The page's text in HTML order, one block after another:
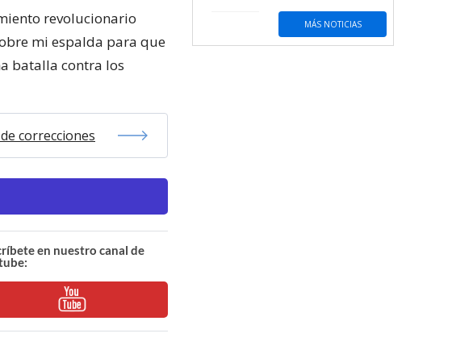
revolucionario
mi espalda para que
batalla contra los
correcciones
en nuestro canal de
MÁS NOTICIAS